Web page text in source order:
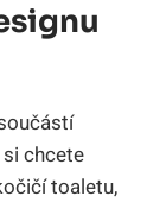
chcete
toaletu,